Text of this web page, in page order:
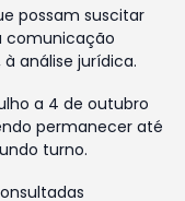
possam suscitar
comunicação
análise jurídica.
a 4 de outubro
permanecer até
turno.